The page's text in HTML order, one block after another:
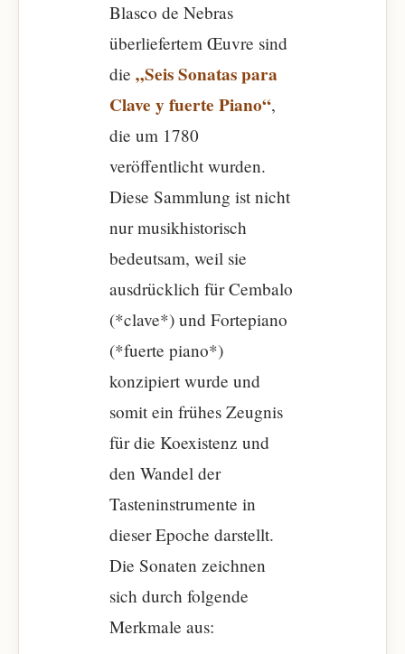
Blasco de Nebras
überliefertem Œuvre sind
die „Seis Sonatas para
Clave y fuerte Piano“,
die um 1780
veröffentlicht wurden.
Diese Sammlung ist nicht
nur musikhistorisch
bedeutsam, weil sie
ausdrücklich für Cembalo
(*clave*) und Fortepiano
(*fuerte piano*)
konzipiert wurde und
somit ein frühes Zeugnis
für die Koexistenz und
den Wandel der
Tasteninstrumente in
dieser Epoche darstellt.
Die Sonaten zeichnen
sich durch folgende
Merkmale aus: